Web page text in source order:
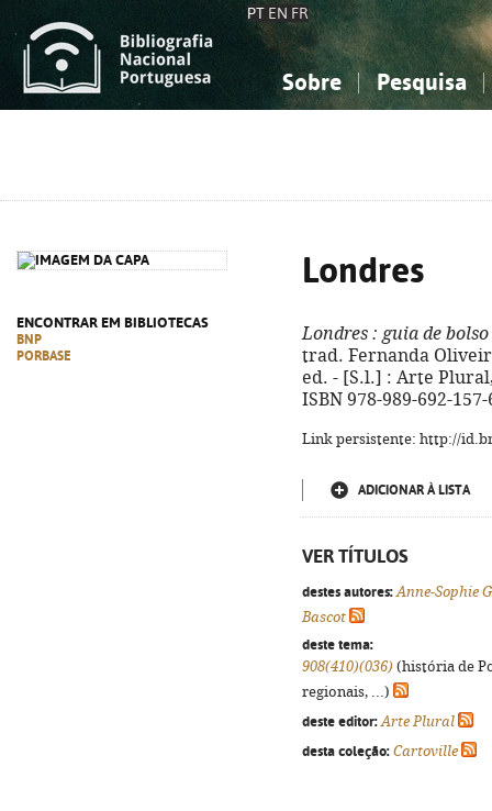
PT EN FR
Sobre Pesquisa
ENCONTRAR EM BIBLIOTECAS
BNP
PORBASE
Londres
Londres : guia de bolso
trad. Fernanda
ed. - [S.l.] : Arte
ISBN 978-989-692-157-
Link persistente: http://
ADICIONAR À LISTA
VER TÍTULOS
destes autores: Anne-Sophie
Bascot
deste tema:
908(410)(036) (história de
regionais, ...)
deste editor: Arte Plural
desta coleção: Cartoville